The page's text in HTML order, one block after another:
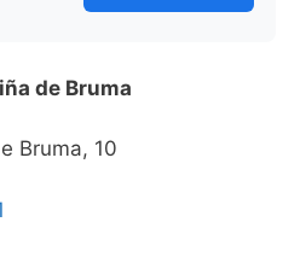
de Bruma
Bruma, 10